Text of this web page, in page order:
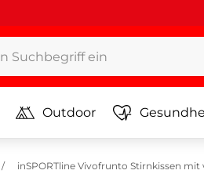
Outdoor
inSPORTline Vivofrunto Stirnkissen